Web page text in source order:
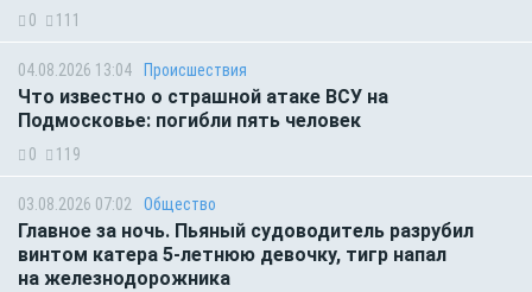
0 111
04.08.2026 13:04 Происшествия
Что известно о страшной атаке ВСУ на
Подмосковье: погибли пять человек
0 119
03.08.2026 07:02 Общество
Главное за ночь. Пьяный судоводитель разрубил
винтом катера 5-летнюю девочку, тигр напал
на железнодорожника